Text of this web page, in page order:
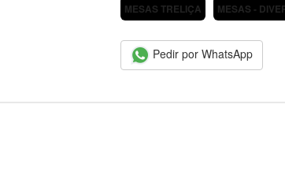
MESAS TRELIÇA MESAS -
Pedir por WhatsApp